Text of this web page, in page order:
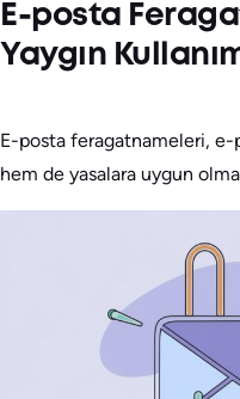
E-posta
Yaygın
E-posta feragatnameleri,
hem de yasalara uygun